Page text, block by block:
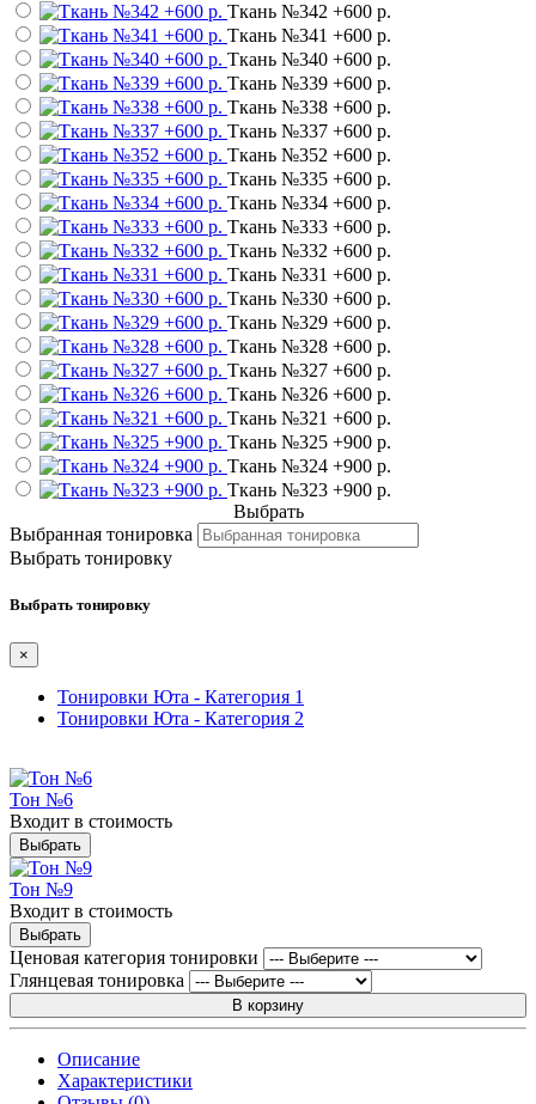
Ткань №342 +600 р.
Ткань №341 +600 р.
Ткань №340 +600 р.
Ткань №339 +600 р.
Ткань №338 +600 р.
Ткань №337 +600 р.
Ткань №352 +600 р.
Ткань №335 +600 р.
Ткань №334 +600 р.
Ткань №333 +600 р.
Ткань №332 +600 р.
Ткань №331 +600 р.
Ткань №330 +600 р.
Ткань №329 +600 р.
Ткань №328 +600 р.
Ткань №327 +600 р.
Ткань №326 +600 р.
Ткань №321 +600 р.
Ткань №325 +900 р.
Ткань №324 +900 р.
Ткань №323 +900 р.
Выбрать
Выбранная тонировка
Выбрать тонировку
Выбрать тонировку
×
Тонировки Юта - Категория 1
Тонировки Юта - Категория 2
Тон №6
Входит в стоимость
Выбрать
Тон №9
Входит в стоимость
Выбрать
Ценовая категория тонировки
Глянцевая тонировка
В корзину
Описание
Характеристики